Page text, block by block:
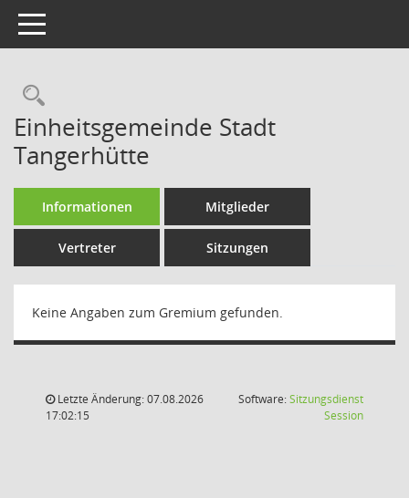
Toggle navigation
Rechercheauswahl
Einheitsgemeinde Stadt
Tangerhütte
Informationen Mitglieder
Vertreter Sitzungen
Keine Angaben zum Gremium gefunden.
Letzte Änderung: 07.08.2026
17:02:15
Software:Sitzungsdienst
Session(Wird in